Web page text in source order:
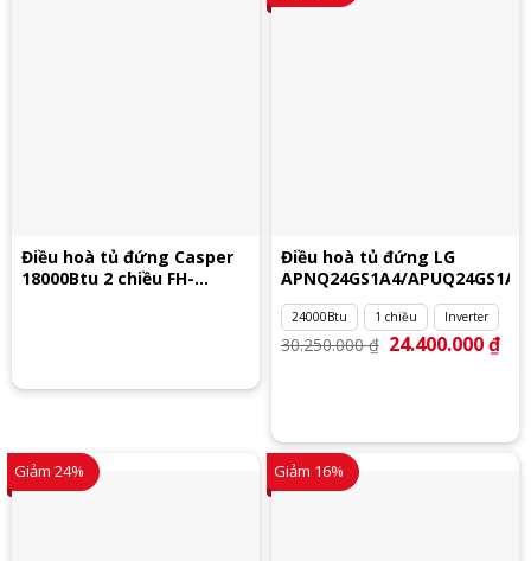
Điều hoà tủ đứng Casper
18000Btu 2 chiều FH-
Điều hoà tủ đứng LG
APNQ24GS1A4/APUQ24GS1A4
24000Btu 1 chiều Inverter
30.250.000₫ Giá
gốc
24.400.000₫Giá
Giảm 24% Giảm 16%